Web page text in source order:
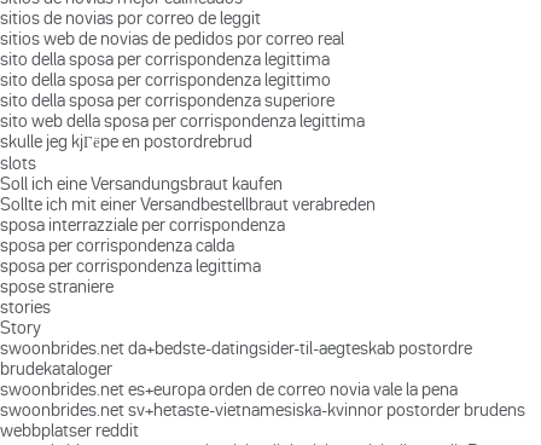
sitios de novias por correo de leggit
sitios web de novias de pedidos por correo real
sito della sposa per corrispondenza legittima
sito della sposa per corrispondenza legittimo
sito della sposa per corrispondenza superiore
sito web della sposa per corrispondenza legittima
skulle jeg kjГёpe en postordrebrud
slots
Soll ich eine Versandungsbraut kaufen
Sollte ich mit einer Versandbestellbraut verabreden
sposa interrazziale per corrispondenza
sposa per corrispondenza calda
sposa per corrispondenza legittima
spose straniere
stories
Story
swoonbrides.net da+bedste-datingsider-til-aegteskab postordre
brudekataloger
swoonbrides.net es+europa orden de correo novia vale la pena
swoonbrides.net sv+hetaste-vietnamesiska-kvinnor postorder brudens
webbplatser reddit